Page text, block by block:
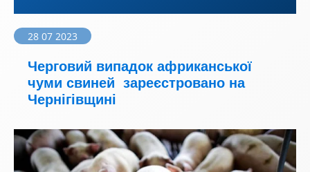
28 07 2023
Черговий випадок африканської
чуми свиней зареєстровано на
Чернігівщині